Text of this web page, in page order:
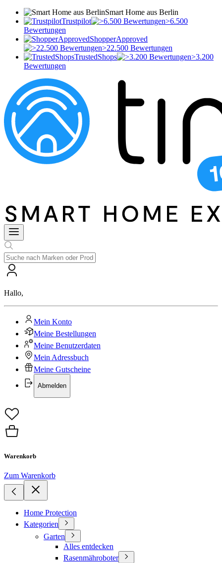
Smart Home aus Berlin
Trustpilot
>6.500
Bewertungen
ShopperApproved
>22.500 Bewertungen
TrustedShops
>3.200
Bewertungen
Hallo,
Mein Konto
Meine Bestellungen
Meine Benutzerdaten
Mein Adressbuch
Meine Gutscheine
Abmelden
Warenkorb
Zum Warenkorb
Home Protection
Kategorien
Garten
Alles entdecken
Rasenmähroboter